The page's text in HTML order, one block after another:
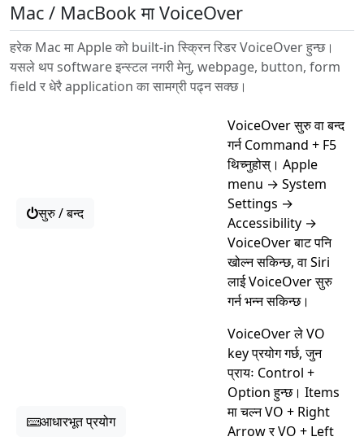
Mac / MacBook मा VoiceOver
हरेक Mac मा Apple को built-in स्क्रिन रिडर VoiceOver हुन्छ।
यसले थप software इन्स्टल नगरी मेनु, webpage, button, form
field र धेरै application का सामग्री पढ्न सक्छ।
सुरु / बन्द
VoiceOver सुरु वा बन्द
गर्न Command + F5
थिच्नुहोस्। Apple
menu → System
Settings →
Accessibility →
VoiceOver बाट पनि
खोल्न सकिन्छ, वा Siri
लाई VoiceOver सुरु
गर्न भन्न सकिन्छ।
आधारभूत प्रयोग
VoiceOver ले VO
key प्रयोग गर्छ, जुन
प्रायः Control +
Option हुन्छ। Items
मा चल्न VO + Right
Arrow र VO + Left